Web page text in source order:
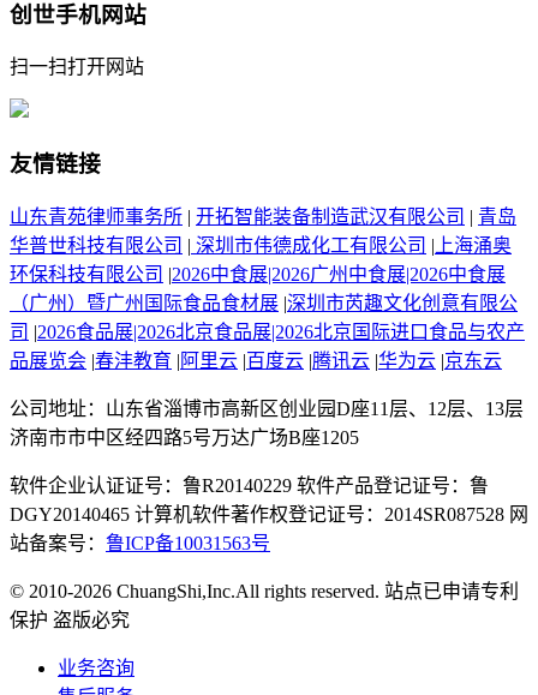
创世手机网站
扫一扫打开网站
友情链接
山东青苑律师事务所 | 开拓智能装备制造武汉有限公司 | 青岛
华普世科技有限公司 | 深圳市伟德成化工有限公司 | 上海涌奥
环保科技有限公司 |2026中食展|2026广州中食展|2026中食展
（广州）暨广州国际食品食材展 |深圳市芮趣文化创意有限公
司 |2026食品展|2026北京食品展|2026北京国际进口食品与农产
品展览会 |春沣教育 | 阿里云 |百度云 |腾讯云 |华为云 |京东云
公司地址：山东省淄博市高新区创业园D座11层、12层、13层
济南市市中区经四路5号万达广场B座1205
软件企业认证证号：鲁R20140229 软件产品登记证号：鲁
DGY20140465 计算机软件著作权登记证号：2014SR087528 网
站备案号： 鲁ICP备10031563号
© 2010-2026 ChuangShi,Inc.All rights reserved. 站点已申请专利
保护 盗版必究
业务咨询